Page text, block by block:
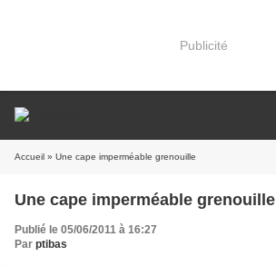
Publicité
Accueil » Une cape imperméable grenouille
Une cape imperméable grenouille
Publié le 05/06/2011 à 16:27
Par ptibas